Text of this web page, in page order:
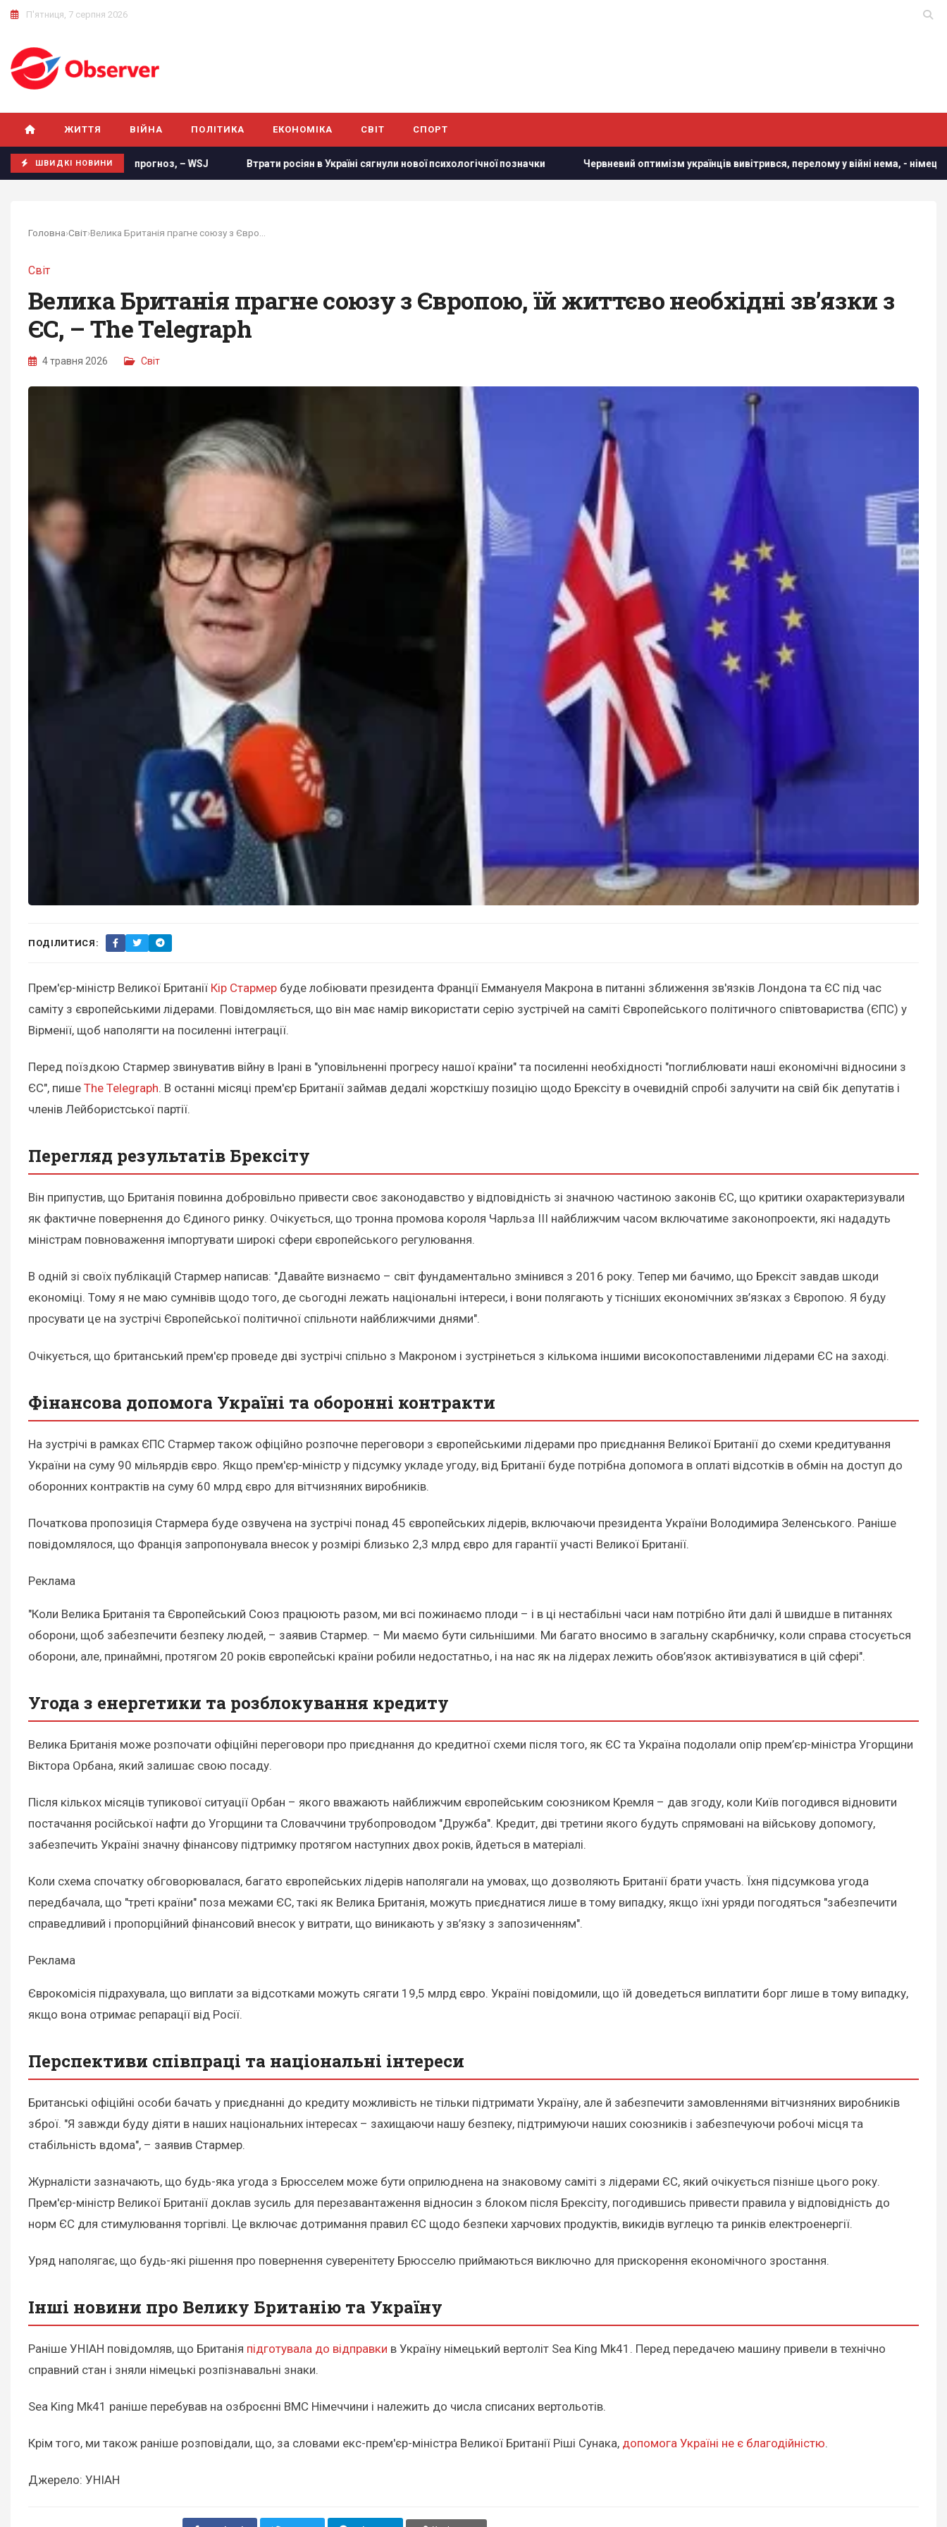
П'ятниця, 7 серпня 2026
ЖИТТЯ ВІЙНА ПОЛІТИКА ЕКОНОМІКА СВІТ СПОРТ
ШВИДКІ НОВИНИ
прогноз, – WSJ Втрати росіян в Україні сягнули нової психологічної позначки Червневий оптимізм українців вивітрився, перелому у війні нема, - німецький оглядач
Головна›Світ›
Світ
Велика Британія прагне союзу з Європою, їй життєво необхідні зв’язки з
ЄС, – The Telegraph
4 травня 2026 Світ
ПОДІЛИТИСЯ:
Прем'єр-міністр Великої Британії Кір Стармер буде лобіювати президента Франції Еммануеля Макрона в питанні зближення зв'язків Лондона та ЄС під час
саміту з європейськими лідерами. Повідомляється, що він має намір використати серію зустрічей на саміті Європейського політичного співтовариства (ЄПС) у
Вірменії, щоб наполягти на посиленні інтеграції.
Перед поїздкою Стармер звинуватив війну в Ірані в "уповільненні прогресу нашої країни" та посиленні необхідності "поглиблювати наші економічні відносини з
ЄС", пише The Telegraph. В останні місяці прем'єр Британії займав дедалі жорсткішу позицію щодо Брексіту в очевидній спробі залучити на свій бік депутатів і
членів Лейбористської партії.
Перегляд результатів Брексіту
Він припустив, що Британія повинна добровільно привести своє законодавство у відповідність зі значною частиною законів ЄС, що критики охарактеризували
як фактичне повернення до Єдиного ринку. Очікується, що тронна промова короля Чарльза III найближчим часом включатиме законопроекти, які нададуть
міністрам повноваження імпортувати широкі сфери європейського регулювання.
В одній зі своїх публікацій Стармер написав: "Давайте визнаємо – світ фундаментально змінився з 2016 року. Тепер ми бачимо, що Брексіт завдав шкоди
економіці. Тому я не маю сумнівів щодо того, де сьогодні лежать національні інтереси, і вони полягають у тісніших економічних зв’язках з Європою. Я буду
просувати це на зустрічі Європейської політичної спільноти найближчими днями".
Очікується, що британський прем'єр проведе дві зустрічі спільно з Макроном і зустрінеться з кількома іншими високопоставленими лідерами ЄС на заході.
Фінансова допомога Україні та оборонні контракти
На зустрічі в рамках ЄПС Стармер також офіційно розпочне переговори з європейськими лідерами про приєднання Великої Британії до схеми кредитування
України на суму 90 мільярдів євро. Якщо прем'єр-міністр у підсумку укладе угоду, від Британії буде потрібна допомога в оплаті відсотків в обмін на доступ до
оборонних контрактів на суму 60 млрд євро для вітчизняних виробників.
Початкова пропозиція Стармера буде озвучена на зустрічі понад 45 європейських лідерів, включаючи президента України Володимира Зеленського. Раніше
повідомлялося, що Франція запропонувала внесок у розмірі близько 2,3 млрд євро для гарантії участі Великої Британії.
Реклама
"Коли Велика Британія та Європейський Союз працюють разом, ми всі пожинаємо плоди – і в ці нестабільні часи нам потрібно йти далі й швидше в питаннях
оборони, щоб забезпечити безпеку людей, – заявив Стармер. – Ми маємо бути сильнішими. Ми багато вносимо в загальну скарбничку, коли справа стосується
оборони, але, принаймні, протягом 20 років європейські країни робили недостатньо, і на нас як на лідерах лежить обов’язок активізуватися в цій сфері".
Угода з енергетики та розблокування кредиту
Велика Британія може розпочати офіційні переговори про приєднання до кредитної схеми після того, як ЄС та Україна подолали опір прем’єр-міністра Угорщини
Віктора Орбана, який залишає свою посаду.
Після кількох місяців тупикової ситуації Орбан – якого вважають найближчим європейським союзником Кремля – дав згоду, коли Київ погодився відновити
постачання російської нафти до Угорщини та Словаччини трубопроводом "Дружба". Кредит, дві третини якого будуть спрямовані на військову допомогу,
забезпечить Україні значну фінансову підтримку протягом наступних двох років, йдеться в матеріалі.
Коли схема спочатку обговорювалася, багато європейських лідерів наполягали на умовах, що дозволяють Британії брати участь. Їхня підсумкова угода
передбачала, що "треті країни" поза межами ЄС, такі як Велика Британія, можуть приєднатися лише в тому випадку, якщо їхні уряди погодяться "забезпечити
справедливий і пропорційний фінансовий внесок у витрати, що виникають у зв’язку з запозиченням".
Реклама
Єврокомісія підрахувала, що виплати за відсотками можуть сягати 19,5 млрд євро. Україні повідомили, що їй доведеться виплатити борг лише в тому випадку,
якщо вона отримає репарації від Росії.
Перспективи співпраці та національні інтереси
Британські офіційні особи бачать у приєднанні до кредиту можливість не тільки підтримати Україну, але й забезпечити замовленнями вітчизняних виробників
зброї. "Я завжди буду діяти в наших національних інтересах – захищаючи нашу безпеку, підтримуючи наших союзників і забезпечуючи робочі місця та
стабільність вдома", – заявив Стармер.
Журналісти зазначають, що будь-яка угода з Брюсселем може бути оприлюднена на знаковому саміті з лідерами ЄС, який очікується пізніше цього року.
Прем'єр-міністр Великої Британії доклав зусиль для перезавантаження відносин з блоком після Брексіту, погодившись привести правила у відповідність до
норм ЄС для стимулювання торгівлі. Це включає дотримання правил ЄС щодо безпеки харчових продуктів, викидів вуглецю та ринків електроенергії.
Уряд наполягає, що будь-які рішення про повернення суверенітету Брюсселю приймаються виключно для прискорення економічного зростання.
Інші новини про Велику Британію та Україну
Раніше УНІАН повідомляв, що Британія підготувала до відправки в Україну німецький вертоліт Sea King Mk41. Перед передачею машину привели в технічно
справний стан і зняли німецькі розпізнавальні знаки.
Sea King Mk41 раніше перебував на озброєнні ВМС Німеччини і належить до числа списаних вертольотів.
Крім того, ми також раніше розповідали, що, за словами екс-прем'єр-міністра Великої Британії Ріші Сунака, допомога Україні не є благодійністю.
Джерело: УНІАН